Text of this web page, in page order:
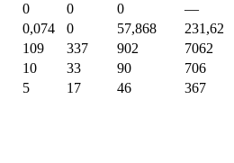
0 0 0
—
0,074 0 57,868
231,62
109 337 902
7062
10 33 90
706
5 17 46 367